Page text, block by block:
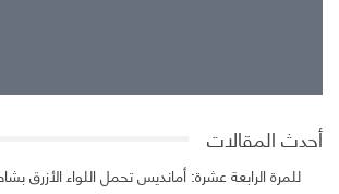
أحدث المقالات
للمرة الرابعة عشرة: أمانديس تحمل اللواء الأزرق